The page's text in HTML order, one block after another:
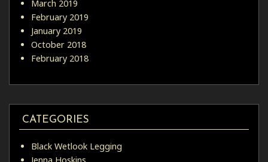
March 2019
February 2019
January 2019
October 2018
February 2018
CATEGORIES
Black Wetlook Legging